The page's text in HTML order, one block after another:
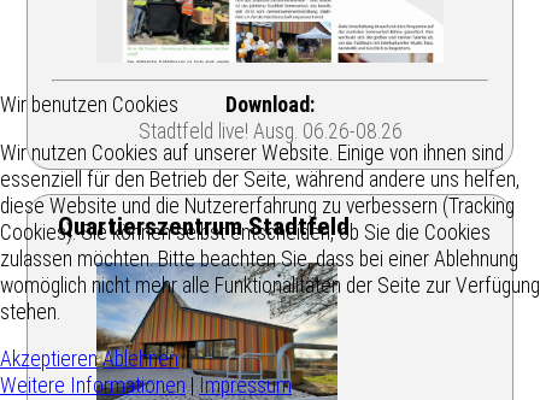
Download:
Stadtfeld live! Ausg. 06.26-08.26
Quartierszentrum Stadtfeld
Wir benutzen Cookies
Wir nutzen Cookies auf unserer Website. Einige von ihnen sind
essenziell für den Betrieb der Seite, während andere uns helfen,
diese Website und die Nutzererfahrung zu verbessern (Tracking
Cookies). Sie können selbst entscheiden, ob Sie die Cookies
zulassen möchten. Bitte beachten Sie, dass bei einer Ablehnung
womöglich nicht mehr alle Funktionalitäten der Seite zur Verfügung
stehen.
Akzeptieren Ablehnen
Weitere Informationen|Impressum